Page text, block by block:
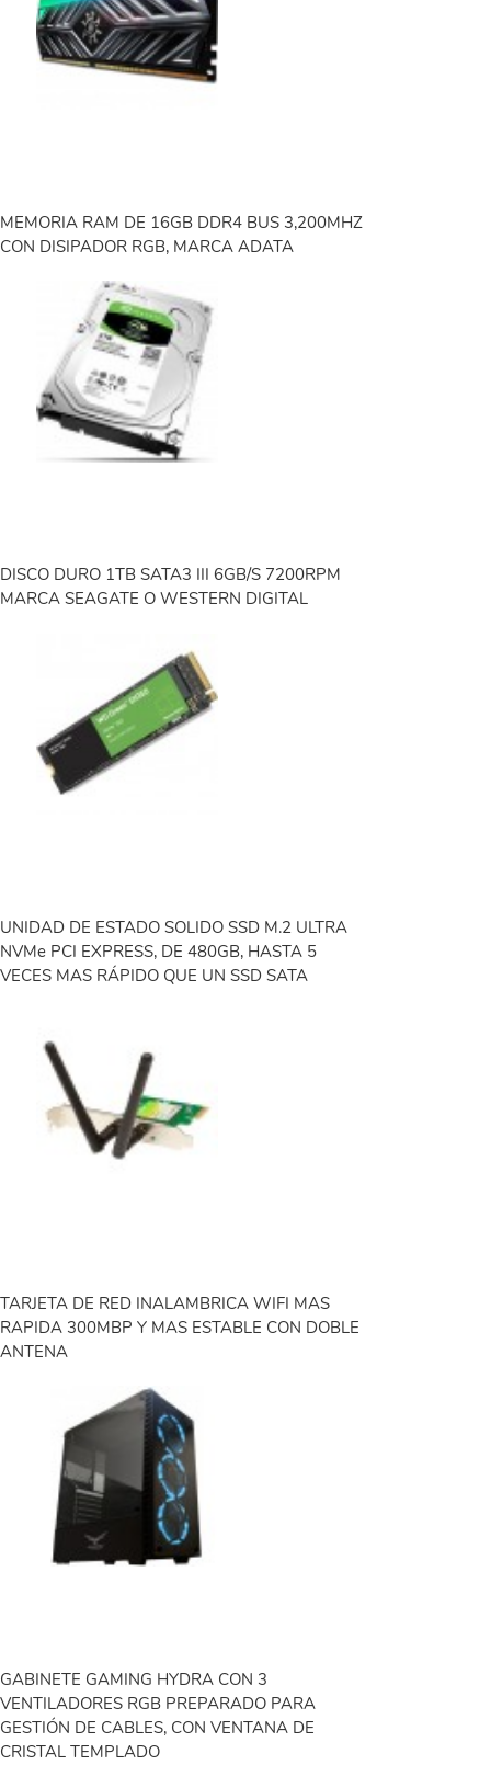
MEMORIA RAM DE 16GB DDR4 BUS 3,200MHZ
CON DISIPADOR RGB, MARCA ADATA
DISCO DURO 1TB SATA3 III 6GB/S 7200RPM
MARCA SEAGATE O WESTERN DIGITAL
UNIDAD DE ESTADO SOLIDO SSD M.2 ULTRA
NVMe PCI EXPRESS, DE 480GB, HASTA 5
VECES MAS RÁPIDO QUE UN SSD SATA
TARJETA DE RED INALAMBRICA WIFI MAS
RAPIDA 300MBP Y MAS ESTABLE CON DOBLE
ANTENA
GABINETE GAMING HYDRA CON 3
VENTILADORES RGB PREPARADO PARA
GESTIÓN DE CABLES, CON VENTANA DE
CRISTAL TEMPLADO